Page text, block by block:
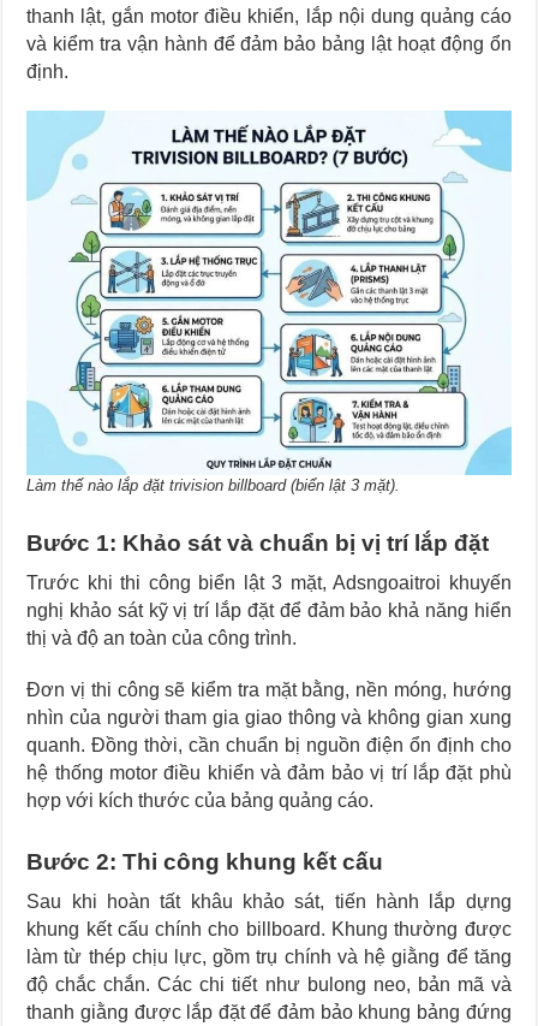
thanh lật, gắn motor điều khiển, lắp nội dung quảng cáo
và kiểm tra vận hành để đảm bảo bảng lật hoạt động ổn
định.
Làm thế nào lắp đặt trivision billboard (biển lật 3 mặt).
Bước 1: Khảo sát và chuẩn bị vị trí lắp đặt
Trước khi thi công biển lật 3 mặt, Adsngoaitroi khuyến
nghị khảo sát kỹ vị trí lắp đặt để đảm bảo khả năng hiển
thị và độ an toàn của công trình.
Đơn vị thi công sẽ kiểm tra mặt bằng, nền móng, hướng
nhìn của người tham gia giao thông và không gian xung
quanh. Đồng thời, cần chuẩn bị nguồn điện ổn định cho
hệ thống motor điều khiển và đảm bảo vị trí lắp đặt phù
hợp với kích thước của bảng quảng cáo.
Bước 2: Thi công khung kết cấu
Sau khi hoàn tất khâu khảo sát, tiến hành lắp dựng
khung kết cấu chính cho billboard. Khung thường được
làm từ thép chịu lực, gồm trụ chính và hệ giằng để tăng
độ chắc chắn. Các chi tiết như bulong neo, bản mã và
thanh giằng được lắp đặt để đảm bảo khung bảng đứng